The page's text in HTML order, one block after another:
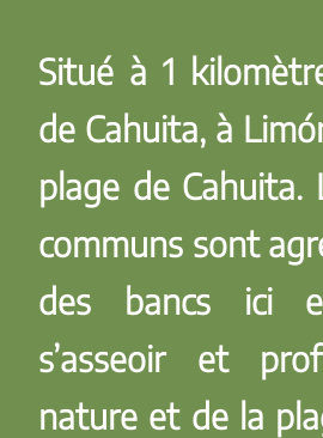
Situé à 1
de Cahuita, à
plage de Cahuita.
communs sont
des bancs ici
s’asseoir et
nature et de la